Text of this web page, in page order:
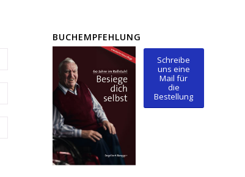
BUCHEMPFEHLUNG
Schreibe
uns eine
Mail für
die
Bestellung